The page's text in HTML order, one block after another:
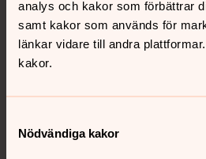
analys och kakor som förbättrar
samt kakor som används för
länkar vidare till andra
kakor.
Nödvändiga kakor
Kontakt
Kalender